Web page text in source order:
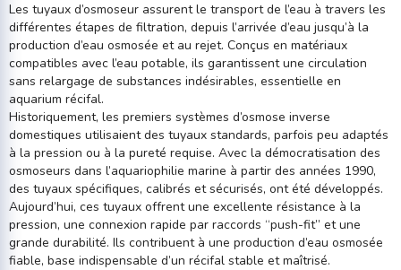
Les tuyaux d’osmoseur assurent le transport de l’eau à travers les
différentes étapes de filtration, depuis l’arrivée d’eau jusqu’à la
production d’eau osmosée et au rejet. Conçus en matériaux
compatibles avec l’eau potable, ils garantissent une circulation
sans relargage de substances indésirables, essentielle en
aquarium récifal.
Historiquement, les premiers systèmes d’osmose inverse
domestiques utilisaient des tuyaux standards, parfois peu adaptés
à la pression ou à la pureté requise. Avec la démocratisation des
osmoseurs dans l’aquariophilie marine à partir des années 1990,
des tuyaux spécifiques, calibrés et sécurisés, ont été développés.
Aujourd’hui, ces tuyaux offrent une excellente résistance à la
pression, une connexion rapide par raccords “push-fit” et une
grande durabilité. Ils contribuent à une production d’eau osmosée
fiable, base indispensable d’un récifal stable et maîtrisé.